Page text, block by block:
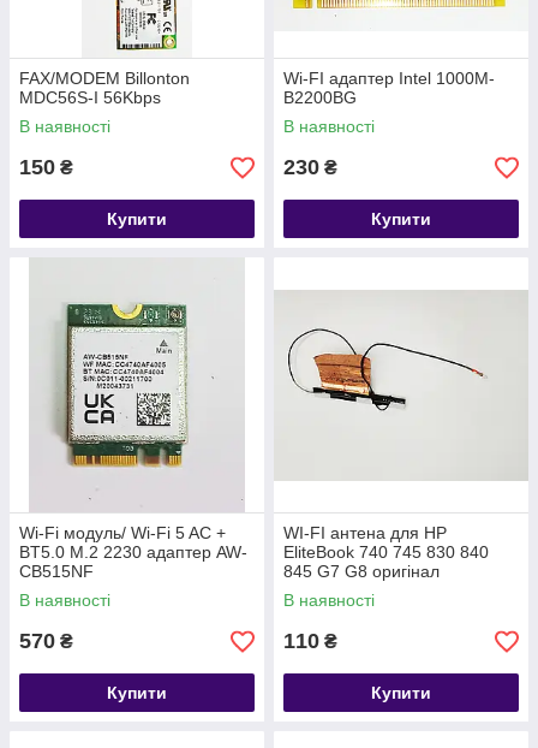
FAX/MODEM Billonton
MDC56S-I 56Kbps
В наявності
150 ₴
Купити
Wi-FI адаптер Intel 1000M-
B2200BG
В наявності
230 ₴
Купити
Wi-Fi модуль/ Wi-Fi 5 AC +
BT5.0 M.2 2230 адаптер AW-
CB515NF
В наявності
570 ₴
Купити
WI-FI антена для HP
EliteBook 740 745 830 840
845 G7 G8 оригінал
В наявності
110 ₴
Купити